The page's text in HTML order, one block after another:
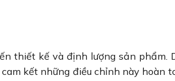
thiết kế và định lượng sản phẩm.
kết những điều chỉnh này hoàn